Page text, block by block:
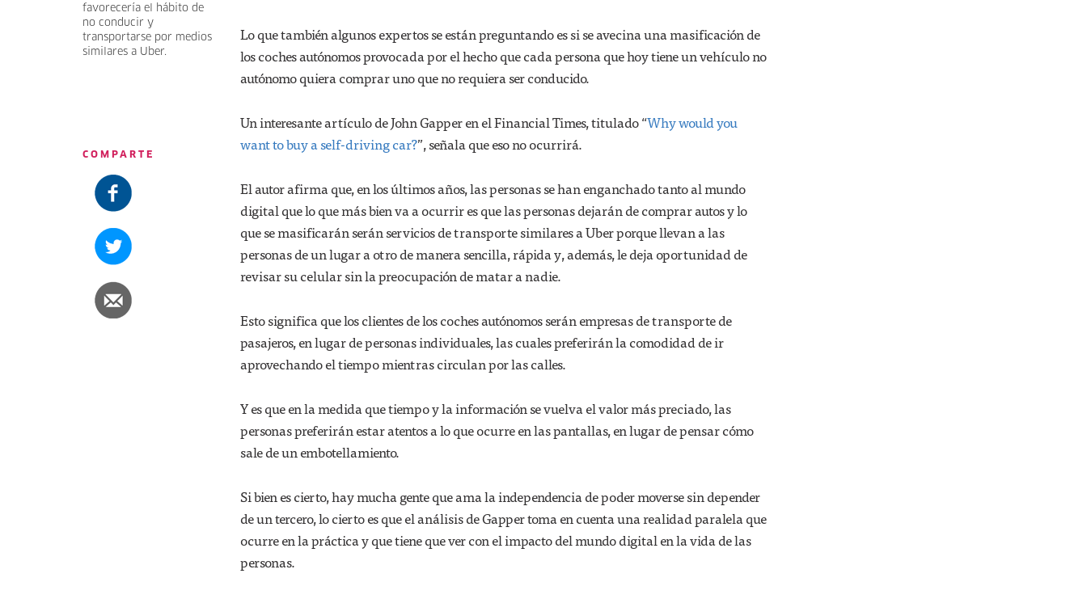
favorecería el hábito de
no conducir y
transportarse por medios
similares a Uber.
COMPARTE
Lo que también algunos expertos se están preguntando es si se avecina una masificación de
los coches autónomos provocada por el hecho que cada persona que hoy tiene un vehículo no
autónomo quiera comprar uno que no requiera ser conducido.
Un interesante artículo de John Gapper en el Financial Times, titulado “Why would you
want to buy a self-driving car?”, señala que eso no ocurrirá.
El autor afirma que, en los últimos años, las personas se han enganchado tanto al mundo
digital que lo que más bien va a ocurrir es que las personas dejarán de comprar autos y lo
que se masificarán serán servicios de transporte similares a Uber porque llevan a las
personas de un lugar a otro de manera sencilla, rápida y, además, le deja oportunidad de
revisar su celular sin la preocupación de matar a nadie.
Esto significa que los clientes de los coches autónomos serán empresas de transporte de
pasajeros, en lugar de personas individuales, las cuales preferirán la comodidad de ir
aprovechando el tiempo mientras circulan por las calles.
Y es que en la medida que tiempo y la información se vuelva el valor más preciado, las
personas preferirán estar atentos a lo que ocurre en las pantallas, en lugar de pensar cómo
sale de un embotellamiento.
Si bien es cierto, hay mucha gente que ama la independencia de poder moverse sin depender
de un tercero, lo cierto es que el análisis de Gapper toma en cuenta una realidad paralela que
ocurre en la práctica y que tiene que ver con el impacto del mundo digital en la vida de las
personas.